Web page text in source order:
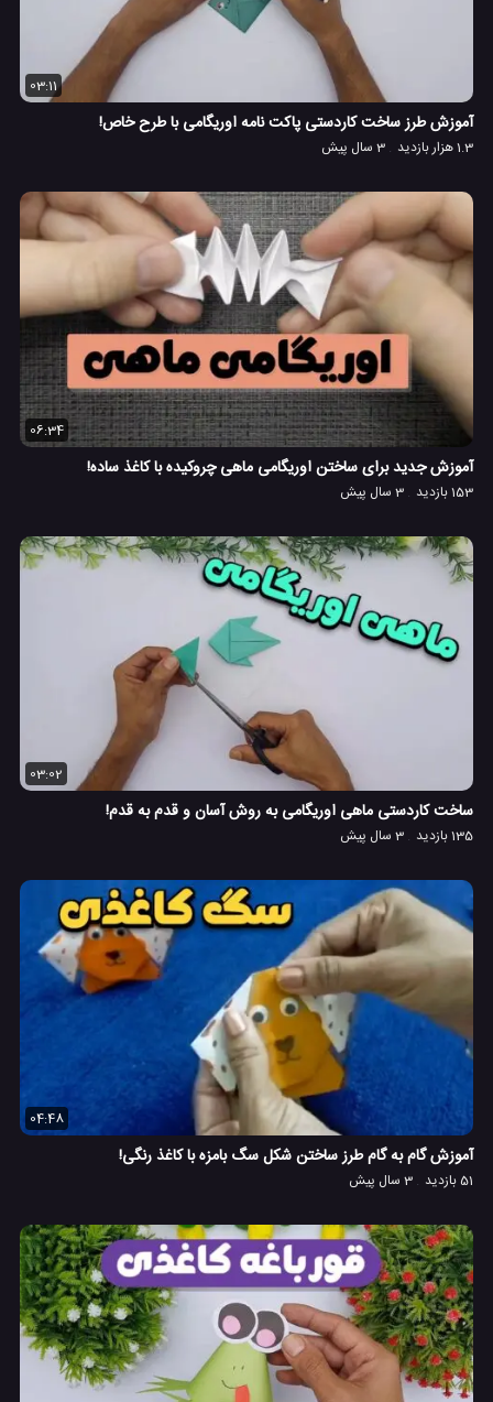
03:11
آموزش طرز ساخت کاردستی پاکت نامه اوریگامی با طرح خاص!
1.3 هزار بازدید 3 سال پیش
06:34
آموزش جدید برای ساختن اوریگامی ماهی چروکیده با کاغذ ساده!
153 بازدید 3 سال پیش
03:02
ساخت کاردستی ماهی اوریگامی به روش آسان و قدم به قدم!
135 بازدید 3 سال پیش
04:48
آموزش گام به گام طرز ساختن شکل سگ بامزه با کاغذ رنگی!
51 بازدید 3 سال پیش